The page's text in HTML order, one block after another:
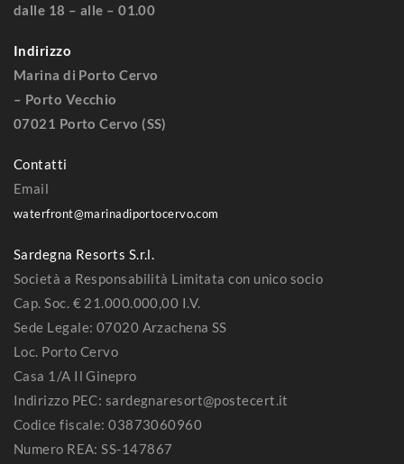
dalle 18 – alle – 01.00
Indirizzo
Marina di Porto Cervo
– Porto Vecchio
07021 Porto Cervo (SS)
Contatti
Email
waterfront@marinadiportocervo.com
Sardegna Resorts S.r.l.
Società a Responsabilità Limitata con unico socio
Cap. Soc. € 21.000.000,00 I.V.
Sede Legale: 07020 Arzachena SS
Loc. Porto Cervo
Casa 1/A Il Ginepro
Indirizzo PEC: sardegnaresort@postecert.it
Codice fiscale: 03873060960
Numero REA: SS-147867